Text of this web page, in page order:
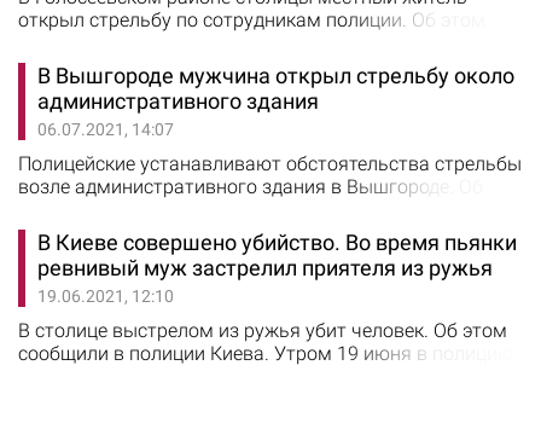
открыл стрельбу по сотрудникам полиции. Об этом
Полицейские по неустановленной причине пришли в
квартиру на Голосеевском проспекте, 58. Хозяин
квартиры открыл стрельбу по копам. Изначально
сообщалось о ранении двух полицейских, но в полиции
уточнили: ранение в руку получил один полицейский.…
В Вышгороде мужчина открыл стрельбу около
административного здания
06.07.2021, 14:07
Полицейские устанавливают обстоятельства стрельбы
возле административного здания в Вышгороде. Об
городе Вышгород перед административным зданием
мужчина совершил выстрелы из пистолета. Кроме
того, правонарушитель при себе имел самодельную
холодное оружие в виде короткого меча.
Правонарушитель был задержан. По данному факту…
В Киеве совершено убийство. Во время пьянки
ревнивый муж застрелил приятеля из ружья
19.06.2021, 12:10
В столице выстрелом из ружья убит человек. Об этом
сообщили в полиции Киева. Утром 19 июня в полицию